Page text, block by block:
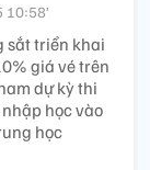
sắt triển khai
giá vé trên
dự kỳ thi
học vào
học